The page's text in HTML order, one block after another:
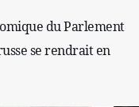
du Parlement
se rendrait en